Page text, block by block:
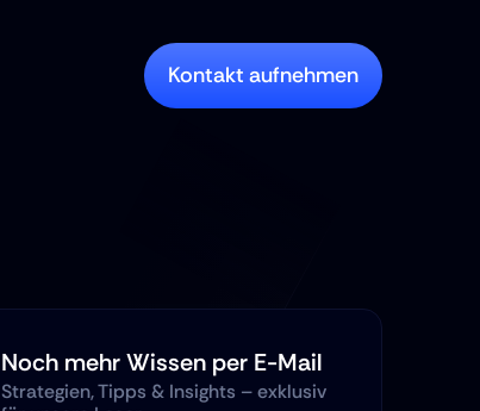
Kontakt aufnehmen
Noch mehr Wissen per E-Mail
Strategien, Tipps & Insights – exklusiv